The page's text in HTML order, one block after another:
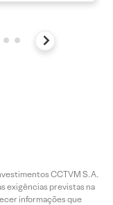
CCTVM S.A.
exigências previstas na
informações que